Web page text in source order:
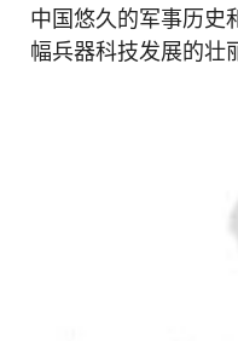
中国悠久的军事历史
幅兵器科技发展的壮